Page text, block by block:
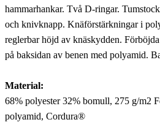
hammarhankar. Två D-ringar.
och knivknapp. Knäförstärkningar i
reglerbar höjd av knäskydden.
på baksidan av benen med polyamid.
Material:
68% polyester 32% bomull, 275 g/m2
polyamid, Cordura®